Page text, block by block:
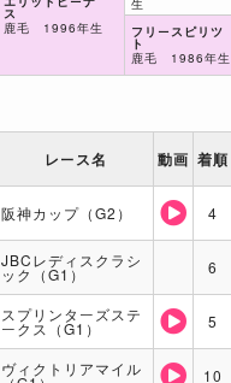
ス
鹿毛 1996年生
生
フリースピリツ
ト
鹿毛 1986年生
レース名 動画 着順
阪神カップ（G2） 4
JBCレディスクラシ
ック（G1） 6
スプリンターズステ
ークス（G1） 5
ヴィクトリアマイル 10